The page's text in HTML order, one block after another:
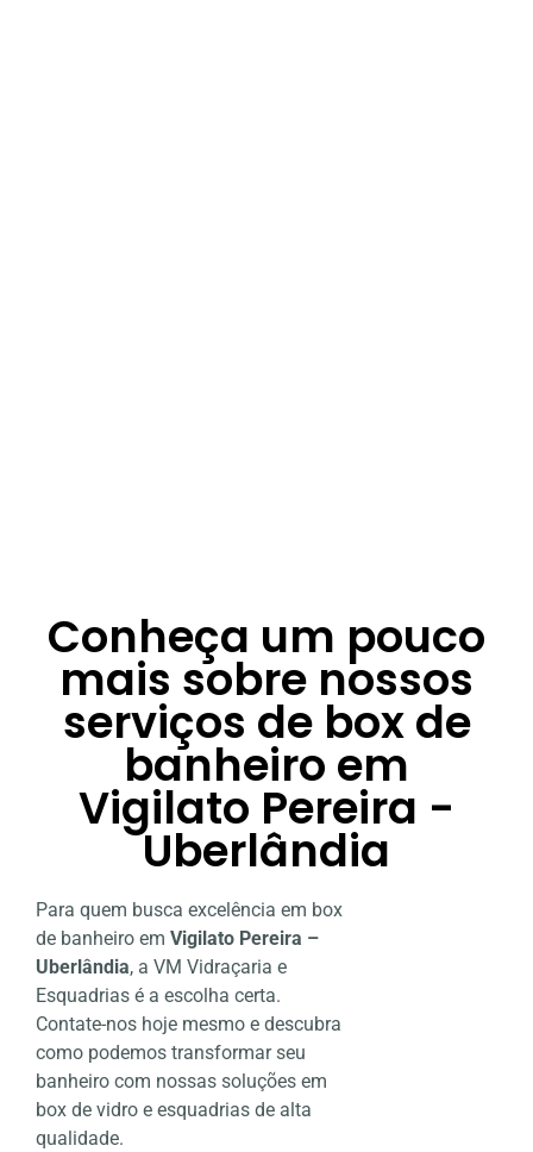
Conheça um pouco
mais sobre nossos
serviços de box de
banheiro em
Vigilato Pereira -
Uberlândia
Para quem busca excelência em box
de banheiro em Vigilato Pereira –
Uberlândia, a VM Vidraçaria e
Esquadrias é a escolha certa.
Contate-nos hoje mesmo e descubra
como podemos transformar seu
banheiro com nossas soluções em
box de vidro e esquadrias de alta
qualidade.